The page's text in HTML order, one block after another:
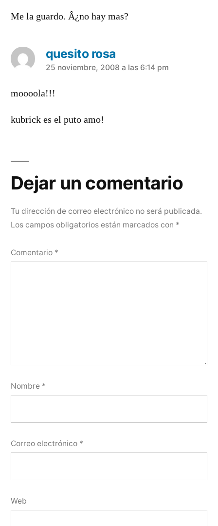
Me la guardo. Â¿no hay mas?
quesito rosa
dice:
25 noviembre, 2008 a las 6:14 pm
moooola!!!
kubrick es el puto amo!
Dejar
un
comentario
Tu dirección de correo electrónico no será publicada.
Los campos obligatorios están marcados con *
Comentario *
Nombre *
Correo electrónico *
Web
Dejar un comentario